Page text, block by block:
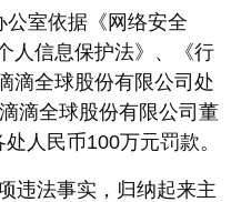
室依据《网络安全
人信息保护法》、《行
滴全球股份有限公司处
滴全球股份有限公司董
人民币100万元罚款。
违法事实，归纳起来主